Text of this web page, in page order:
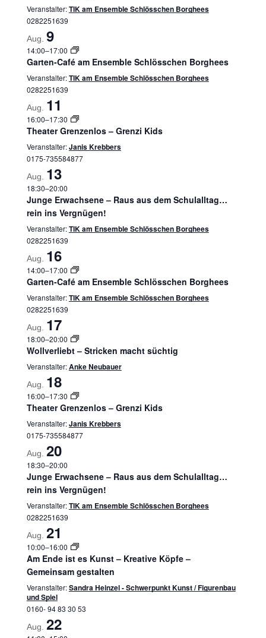
Veranstalter:TIK am Ensemble Schlösschen Borghees
0282251639
Aug. 9
14:00–17:00
Garten-Café am Ensemble Schlösschen Borghees
Veranstalter:TIK am Ensemble Schlösschen Borghees
0282251639
Aug. 11
16:00–17:30
Theater Grenzenlos – Grenzi Kids
Veranstalter:Janis Krebbers
0175-735584877
Aug. 13
18:30–20:00
Junge Erwachsene – Raus aus dem Schulalltag…
rein ins Vergnügen!
Veranstalter:TIK am Ensemble Schlösschen Borghees
0282251639
Aug. 16
14:00–17:00
Garten-Café am Ensemble Schlösschen Borghees
Veranstalter:TIK am Ensemble Schlösschen Borghees
0282251639
Aug. 17
18:00–20:00
Wollverliebt – Stricken macht süchtig
Veranstalter:Anke Neubauer
Aug. 18
16:00–17:30
Theater Grenzenlos – Grenzi Kids
Veranstalter:Janis Krebbers
0175-735584877
Aug. 20
18:30–20:00
Junge Erwachsene – Raus aus dem Schulalltag…
rein ins Vergnügen!
Veranstalter:TIK am Ensemble Schlösschen Borghees
0282251639
Aug. 21
10:00–16:00
Am Ende ist es Kunst – Kreative Köpfe –
Gemeinsam gestalten
Veranstalter:Sandra Heinzel - Schwerpunkt Kunst / Figurenbau
und Spiel
0160- 94 83 30 53
Aug. 22